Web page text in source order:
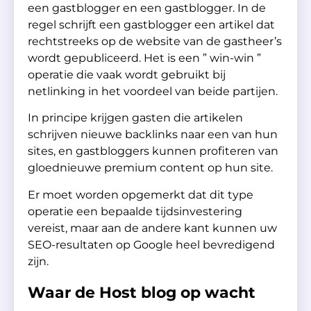
een gastblogger en een gastblogger. In de
regel schrijft een gastblogger een artikel dat
rechtstreeks op de website van de gastheer’s
wordt gepubliceerd. Het is een ” win-win ”
operatie die vaak wordt gebruikt bij
netlinking in het voordeel van beide partijen.
In principe krijgen gasten die artikelen
schrijven nieuwe backlinks naar een van hun
sites, en gastbloggers kunnen profiteren van
gloednieuwe premium content op hun site.
Er moet worden opgemerkt dat dit type
operatie een bepaalde tijdsinvestering
vereist, maar aan de andere kant kunnen uw
SEO-resultaten op Google heel bevredigend
zijn.
Waar de Host blog op wacht